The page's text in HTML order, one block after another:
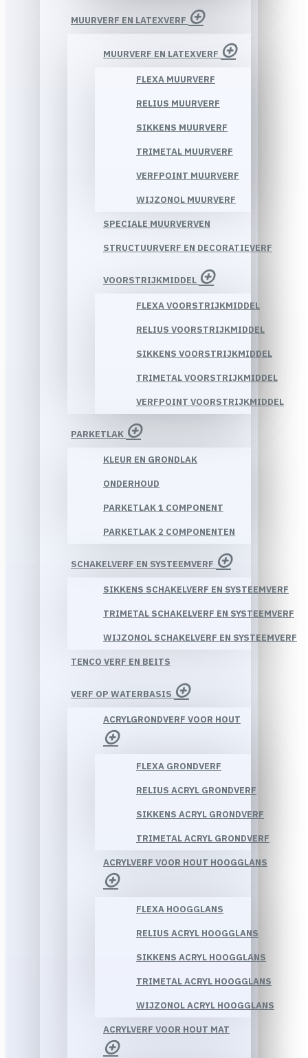
MUURVERF EN LATEXVERF
MUURVERF EN LATEXVERF
FLEXA MUURVERF
RELIUS MUURVERF
SIKKENS MUURVERF
TRIMETAL MUURVERF
VERFPOINT MUURVERF
WIJZONOL MUURVERF
SPECIALE MUURVERVEN
STRUCTUURVERF EN DECORATIEVERF
VOORSTRIJKMIDDEL
FLEXA VOORSTRIJKMIDDEL
RELIUS VOORSTRIJKMIDDEL
SIKKENS VOORSTRIJKMIDDEL
TRIMETAL VOORSTRIJKMIDDEL
VERFPOINT VOORSTRIJKMIDDEL
PARKETLAK
KLEUR EN GRONDLAK
ONDERHOUD
PARKETLAK 1 COMPONENT
PARKETLAK 2 COMPONENTEN
SCHAKELVERF EN SYSTEEMVERF
SIKKENS SCHAKELVERF EN SYSTEEMVERF
TRIMETAL SCHAKELVERF EN SYSTEEMVERF
WIJZONOL SCHAKELVERF EN SYSTEEMVERF
TENCO VERF EN BEITS
VERF OP WATERBASIS
ACRYLGRONDVERF VOOR HOUT
FLEXA GRONDVERF
RELIUS ACRYL GRONDVERF
SIKKENS ACRYL GRONDVERF
TRIMETAL ACRYL GRONDVERF
ACRYLVERF VOOR HOUT HOOGGLANS
FLEXA HOOGGLANS
RELIUS ACRYL HOOGGLANS
SIKKENS ACRYL HOOGGLANS
TRIMETAL ACRYL HOOGGLANS
WIJZONOL ACRYL HOOGGLANS
ACRYLVERF VOOR HOUT MAT